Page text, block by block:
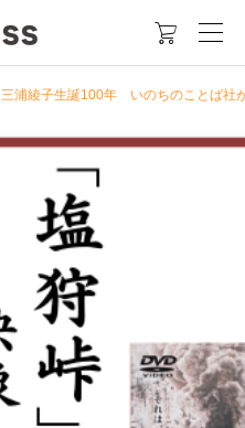

三浦綾子生誕100年 いのちのことば社